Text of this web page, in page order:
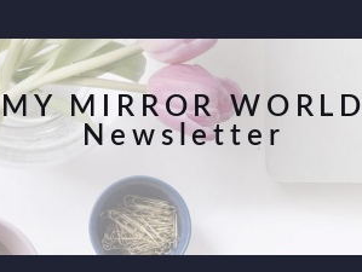
MY MIRROR WORLD
Newsletter